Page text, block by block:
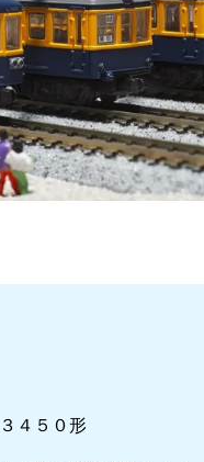
４５０形